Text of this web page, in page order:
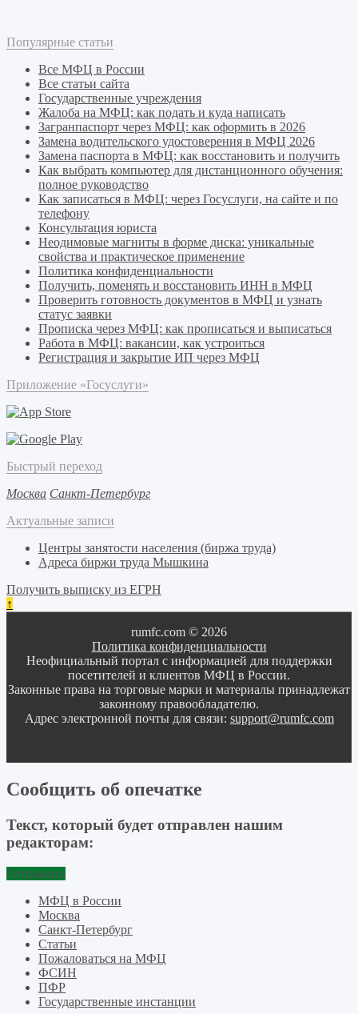
Популярные статьи
Все МФЦ в России
Все статьи сайта
Государственные учреждения
Жалоба на МФЦ: как подать и куда написать
Загранпаспорт через МФЦ: как оформить в 2026
Замена водительского удостоверения в МФЦ 2026
Замена паспорта в МФЦ: как восстановить и получить
Как выбрать компьютер для дистанционного обучения:
полное руководство
Как записаться в МФЦ: через Госуслуги, на сайте и по
телефону
Консультация юриста
Неодимовые магниты в форме диска: уникальные
свойства и практическое применение
Политика конфиденциальности
Получить, поменять и восстановить ИНН в МФЦ
Проверить готовность документов в МФЦ и узнать
статус заявки
Прописка через МФЦ: как прописаться и выписаться
Работа в МФЦ: вакансии, как устроиться
Регистрация и закрытие ИП через МФЦ
Приложение «Госуслуги»
Быстрый переход
Москва Санкт-Петербург
Актуальные записи
Центры занятости населения (биржа труда)
Адреса биржи труда Мышкина
Получить выписку из ЕГРН
↑
rumfc.com © 2026
Политика конфиденциальности
Неофициальный портал с информацией для поддержки
посетителей и клиентов МФЦ в России.
Законные права на торговые марки и материалы принадлежат
законному правообладателю.
Адрес электронной почты для связи: support@rumfc.com
Сообщить об опечатке
Текст, который будет отправлен нашим
редакторам:
Отправить
МФЦ в России
Москва
Санкт-Петербург
Статьи
Пожаловаться на МФЦ
ФСИН
ПФР
Государственные инстанции